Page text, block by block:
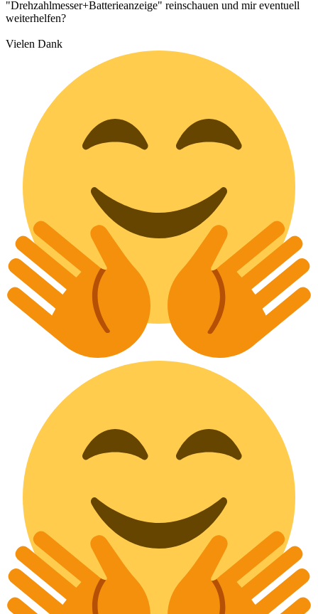
"Drehzahlmesser+Batterieanzeige" reinschauen und mir eventuell
weiterhelfen?
Vielen Dank